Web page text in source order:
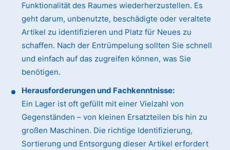
Funktionalität des Raumes wiederherzustellen. Es
geht darum, unbenutzte, beschädigte oder veraltete
Artikel zu identifizieren und Platz für Neues zu
schaffen. Nach der Entrümpelung sollten Sie schnell
und einfach auf das zugreifen können, was Sie
benötigen.
Herausforderungen und Fachkenntnisse:
Ein Lager ist oft gefüllt mit einer Vielzahl von
Gegenständen – von kleinen Ersatzteilen bis hin zu
großen Maschinen. Die richtige Identifizierung,
Sortierung und Entsorgung dieser Artikel erfordert